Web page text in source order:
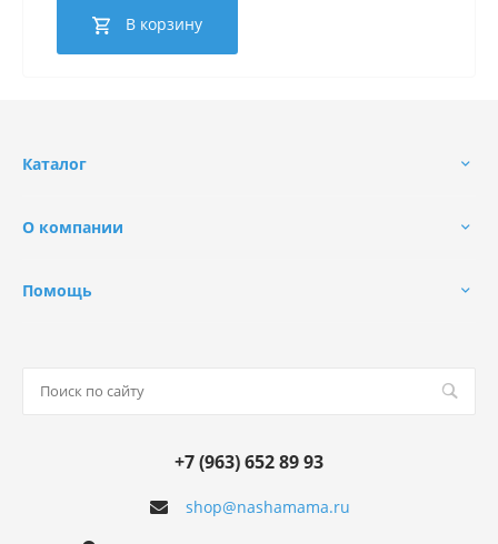
В корзину
Каталог
О компании
Помощь
shop@nashamama.ru
+7 (963) 652 89 93